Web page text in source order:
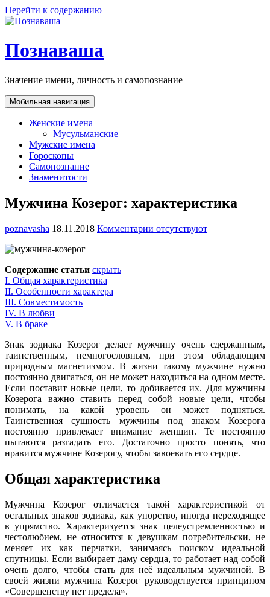
Перейти к содержанию
Познаваша
Значение имени, личность и самопознание
Мобильная навигация
Женские имена
Мусульманские
Мужские имена
Гороскопы
Самопознание
Знаменитости
Мужчина Козерог: характеристика
poznavasha 18.11.2018 Комментарии отсутствуют
Содержание статьи скрыть
I. Общая характеристика
II. Особенности характера
III. Совместимость
IV. В любви
V. В браке
Знак зодиака Козерог делает мужчину очень сдержанным,
таинственным, немногословным, при этом обладающим
природным магнетизмом. В жизни такому мужчине нужно
постоянно двигаться, он не может находиться на одном месте.
Если поставит новые цели, то добивается их. Для мужчины
Козерога важно ставить перед собой новые цели, чтобы
понимать, на какой уровень он может подняться.
Таинственная сущность мужчины под знаком Козерога
постоянно привлекает внимание женщин. Те постоянно
пытаются разгадать его. Достаточно просто понять, что
нравится мужчине Козерогу, чтобы завоевать его сердце.
Общая характеристика
Мужчина Козерог отличается такой характеристикой от
остальных знаков зодиака, как упорство, иногда переходящее
в упрямство. Характеризуется знак целеустремленностью и
честолюбием, не относится к девушкам потребительски, не
меняет их как перчатки, занимаясь поиском идеальной
спутницы. Если выбирает даму сердца, то работает над собой
очень долго, чтобы стать для неё идеальным мужчиной. В
своей жизни мужчина Козерог руководствуется принципом
«Совершенству нет предела».